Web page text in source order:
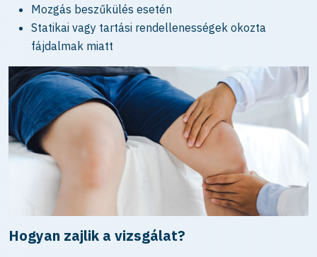
Mozgás beszűkülés esetén
Statikai vagy tartási rendellenességek okozta
fájdalmak miatt
Hogyan zajlik a vizsgálat?